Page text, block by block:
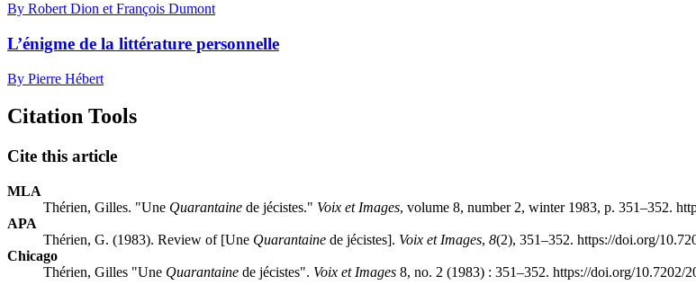
By Robert Dion et François Dumont
L’énigme de la littérature personnelle
By Pierre Hébert
Citation Tools
Cite this article
MLA
Thérien, Gilles. "Une Quarantaine de jécistes." Voix et Images, volume 8, number 2, winter 1983, p. 351–352.
APA
Thérien, G. (1983). Review of [Une Quarantaine de jécistes]. Voix et Images, 8(2), 351–352. https://doi.org/
Chicago
Thérien, Gilles "Une Quarantaine de jécistes". Voix et Images 8, no. 2 (1983) : 351–352. https://doi.org/10.7202/